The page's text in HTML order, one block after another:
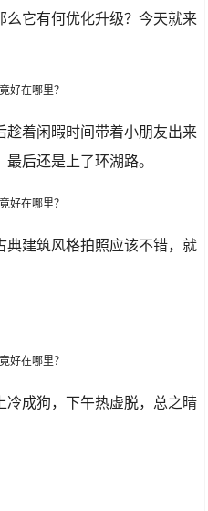
它有何优化升级？今天就来
着闲暇时间带着小朋友出来
后还是上了环湖路。
典建筑风格拍照应该不错，就
成狗，下午热虚脱，总之晴